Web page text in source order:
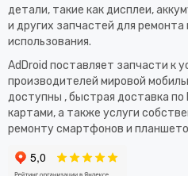
детали, такие как дисплеи,
и других запчастей для ремонта
использования.​
AdDroid поставляет запчасти к
производителей мировой
доступны , быстрая доставка по
картами, а также услуги
ремонту смартфонов и